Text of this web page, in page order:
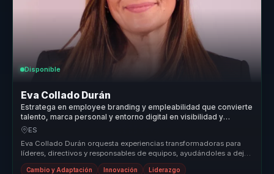
Disponible
Eva Collado Durán
Estratega en employee branding y empleabilidad que convierte
talento, marca personal y entorno digital en visibilidad y
adaptación para organizaciones.
ES
Eva Collado Durán orquesta experiencias transformadoras para
líderes, directivos y responsables de equipos, ayudándoles a dejar
atrás equ...
Cambio y Adaptación Innovación Liderazgo